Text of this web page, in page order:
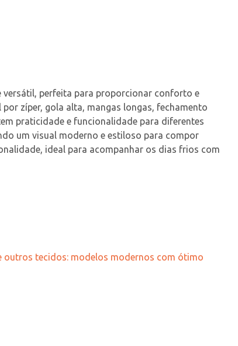
perfeita para proporcionar conforto e
zíper, gola alta, mangas longas, fechamento
praticidade e funcionalidade para diferentes
um visual moderno e estiloso para compor
ideal para acompanhar os dias frios com
outros tecidos: modelos modernos com ótimo